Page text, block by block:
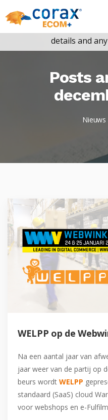
Posts
Nieuws
WELPP op de
Na een aantal jaar van
jaar weer van de partij op
beurs wordt WELPP
standaard (SaaS) cloud
voor webshops en e-
May we use cookies to
privacy very seriously.
details and